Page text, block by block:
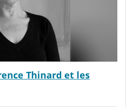
Thinard et les